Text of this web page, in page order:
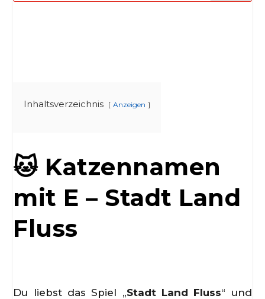
Inhaltsverzeichnis Anzeigen
🐱 Katzennamen
mit E – Stadt Land
Fluss
Du liebst das Spiel „Stadt Land Fluss“ und